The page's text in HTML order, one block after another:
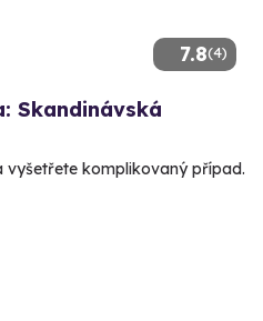
7.8(4)
Skandinávská
vyšetřete komplikovaný případ.